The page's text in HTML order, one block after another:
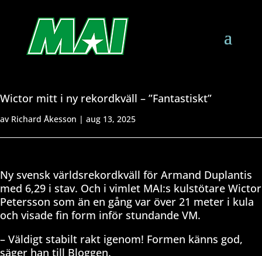
Wictor mitt i ny rekordkväll – ”Fantastiskt”
av Richard Åkesson | aug 13, 2025
Ny svensk världsrekordkväll för Armand Duplantis
med 6,29 i stav. Och i vimlet MAI:s kulstötare Wictor
Petersson som än en gång var över 21 meter i kula
och visade fin form inför stundande VM.
– Väldigt stabilt rakt igenom! Formen känns god,
säger han till Bloggen.